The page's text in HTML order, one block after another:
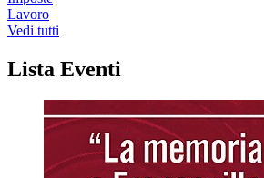
Lavoro
Vedi tutti
Lista Eventi